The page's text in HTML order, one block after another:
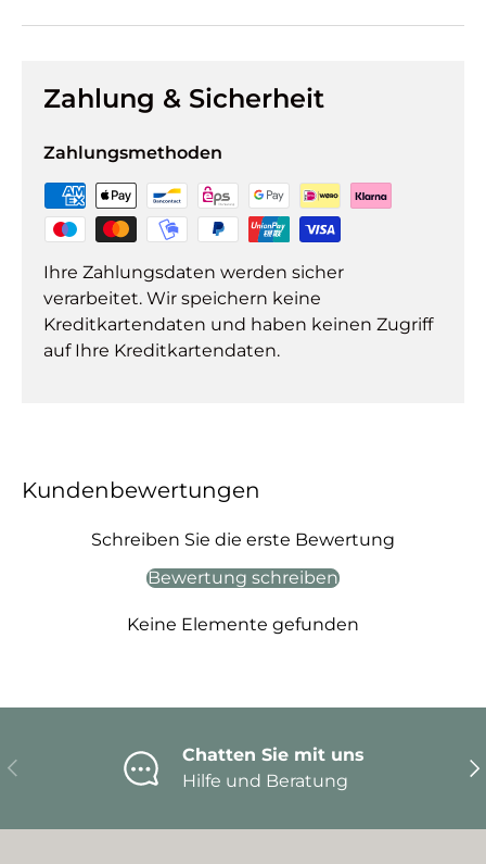
Zahlung & Sicherheit
Zahlungsmethoden
Ihre Zahlungsdaten werden sicher
verarbeitet. Wir speichern keine
Kreditkartendaten und haben keinen Zugriff
auf Ihre Kreditkartendaten.
Kundenbewertungen
Schreiben Sie die erste Bewertung
Bewertung schreiben
Keine Elemente gefunden
Vorherige
Chatten Sie mit uns
Hilfe und Beratung